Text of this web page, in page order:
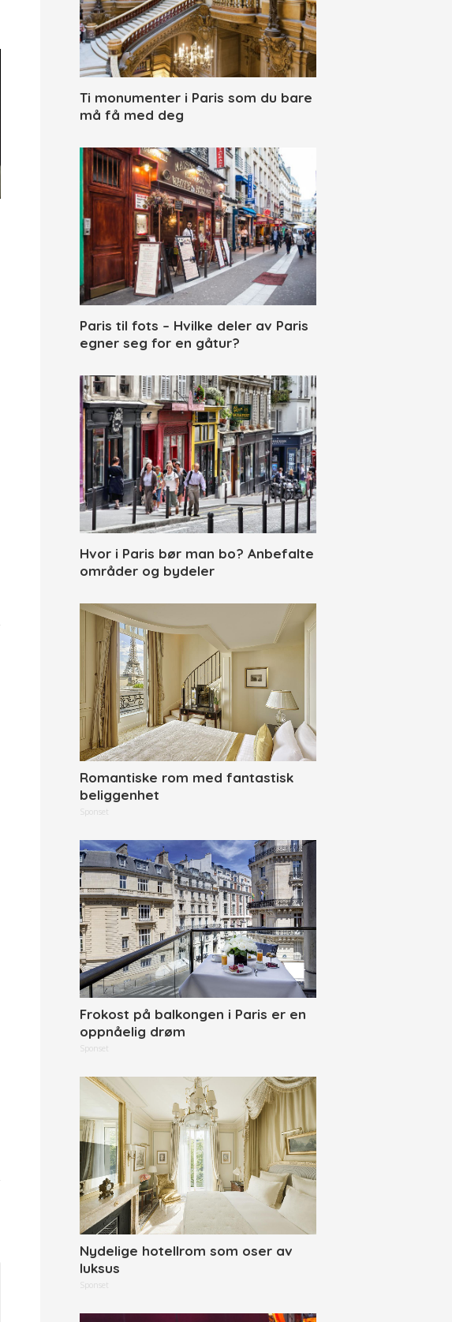
Ti monumenter i Paris som du bare
må få med deg
Paris til fots – Hvilke deler av Paris
egner seg for en gåtur?
Hvor i Paris bør man bo? Anbefalte
områder og bydeler
Romantiske rom med fantastisk
beliggenhet
Sponset
Frokost på balkongen i Paris er en
oppnåelig drøm
Sponset
Nydelige hotellrom som oser av
luksus
Sponset